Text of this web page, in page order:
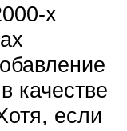
х
качестве
если